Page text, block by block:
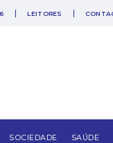
LEITORES
SOCIEDADE SAÚDE